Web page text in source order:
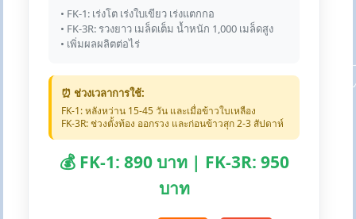
• FK-1: เร่งโต เร่งใบเขียว เร่งแตกกอ
• FK-3R: รวงยาว เมล็ดเต็ม น้ำหนัก 1,000 เมล็ดสูง
• เพิ่มผลผลิตต่อไร่
⏰ ช่วงเวลาการใช้:
FK-1: หลังหว่าน 15-45 วัน และเมื่อข้าวใบเหลือง
FK-3R: ช่วงตั้งท้อง ออกรวง และก่อนข้าวสุก 2-3 สัปดาห์
💰 FK-1: 890 บาท | FK-3R: 950
บาท